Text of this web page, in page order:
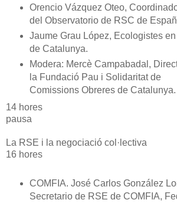
Orencio Vázquez Oteo,
del Observatorio de RSC de
Jaume Grau López, Ecologistes
de Catalunya.
Modera: Mercè Campabadal,
la Fundació Pau i Solidaritat de
Comissions Obreres de Catalunya.
14 hores
pausa
La RSE i la negociació col·lectiva
16 hores
COMFIA. José Carlos González
Secretario de RSE de COMFIA,